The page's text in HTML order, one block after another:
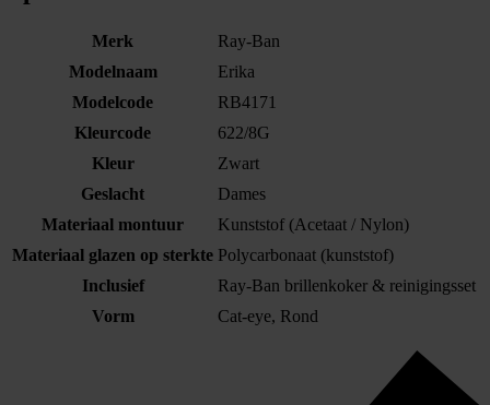
Merk
Ray-Ban
Modelnaam
Erika
Modelcode
RB4171
Kleurcode
622/8G
Kleur
Zwart
Geslacht
Dames
Materiaal montuur
Kunststof (Acetaat / Nylon)
Materiaal glazen op sterkte Polycarbonaat (kunststof)
Inclusief
Ray-Ban brillenkoker & reinigingsset
Vorm
Cat-eye, Rond